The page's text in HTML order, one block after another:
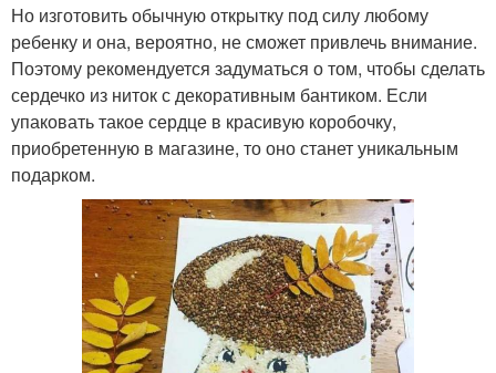
Но изготовить обычную открытку под силу любому
ребенку и она, вероятно, не сможет привлечь внимание.
Поэтому рекомендуется задуматься о том, чтобы сделать
сердечко из ниток с декоративным бантиком. Если
упаковать такое сердце в красивую коробочку,
приобретенную в магазине, то оно станет уникальным
подарком.